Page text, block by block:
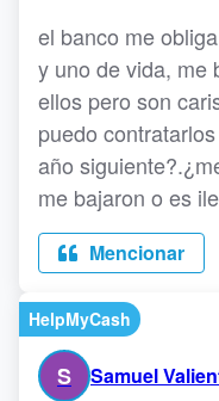
el banco me
y uno de vida, me
ellos pero son
puedo
año
me bajaron o es
Mencionar
HelpMyCash
S
Samuel